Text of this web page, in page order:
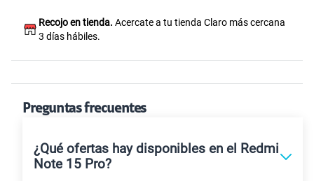
Recojo en tienda. Acercate a tu tienda Claro más cercana
3 días hábiles.
Preguntas frecuentes
¿Qué ofertas hay disponibles en el Redmi
Note 15 Pro?